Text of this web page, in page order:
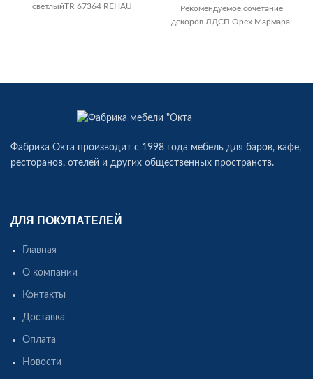
светлыйTR 67364 REHAU
Рекомендуемое сочетание
декоров ЛДСП Орех Мармара:
Фабрика Окта производит c 1998 года мебель для баров, кафе,
ресторанов, отелей и других общественных пространств.
ДЛЯ ПОКУПАТЕЛЕЙ
Главная
О компании
Контакты
Доставка
Оплата
Новости